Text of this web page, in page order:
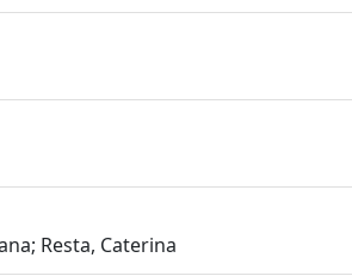
Resta, Caterina